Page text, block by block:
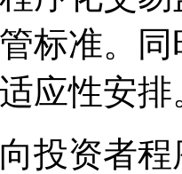
标准。
应性安排
资者程